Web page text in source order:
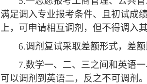
满足调入专业报考条件、且初试成
上，可申请相互调剂，但不得调入
6.调剂复试采取差额形式，差
7.数学一、二、三之间和英语
可以调剂到英语二，反之不可调剂